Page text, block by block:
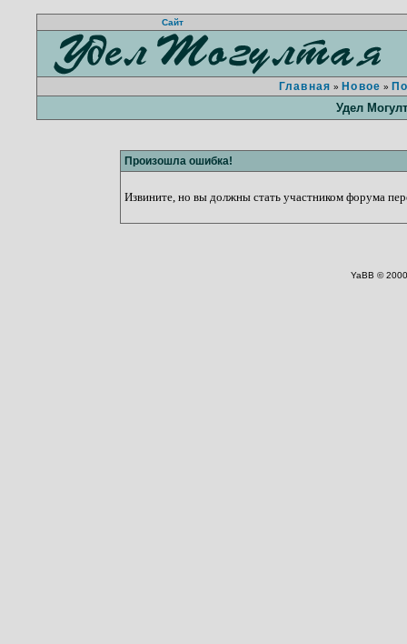
Сайт
Главная » Новое »
Удел
Произошла ошибка!
Извините, но вы должны стать участником форума
YaBB ©